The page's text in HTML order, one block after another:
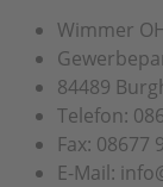
Wimmer
84489
Telefon:
Fax: 08677
E-Mail: